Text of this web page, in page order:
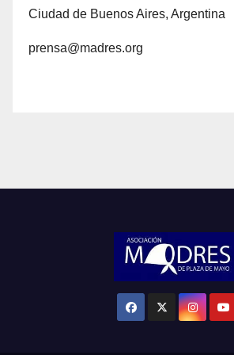
Ciudad de Buenos Aires, Argentina
prensa@madres.org